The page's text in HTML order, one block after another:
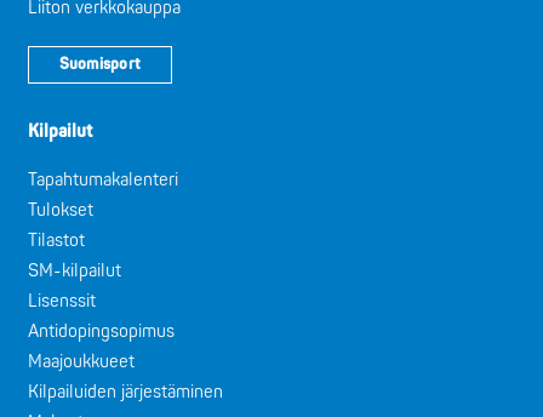
Liiton verkkokauppa
Suomisport
Kilpailut
Tapahtumakalenteri
Tulokset
Tilastot
SM-kilpailut
Lisenssit
Antidopingsopimus
Maajoukkueet
Kilpailuiden järjestäminen